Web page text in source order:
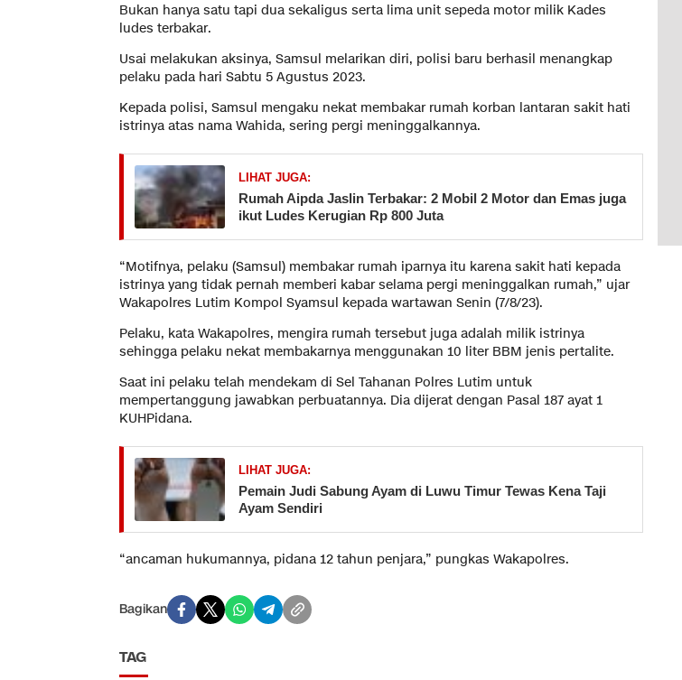
Bukan hanya satu tapi dua sekaligus serta lima unit sepeda motor milik Kades
ludes terbakar.
Usai melakukan aksinya, Samsul melarikan diri, polisi baru berhasil menangkap
pelaku pada hari Sabtu 5 Agustus 2023.
Kepada polisi, Samsul mengaku nekat membakar rumah korban lantaran sakit hati
istrinya atas nama Wahida, sering pergi meninggalkannya.
LIHAT JUGA:
Rumah Aipda Jaslin Terbakar: 2 Mobil 2 Motor dan Emas juga
ikut Ludes Kerugian Rp 800 Juta
“Motifnya, pelaku (Samsul) membakar rumah iparnya itu karena sakit hati kepada
istrinya yang tidak pernah memberi kabar selama pergi meninggalkan rumah,” ujar
Wakapolres Lutim Kompol Syamsul kepada wartawan Senin (7/8/23).
Pelaku, kata Wakapolres, mengira rumah tersebut juga adalah milik istrinya
sehingga pelaku nekat membakarnya menggunakan 10 liter BBM jenis pertalite.
Saat ini pelaku telah mendekam di Sel Tahanan Polres Lutim untuk
mempertanggung jawabkan perbuatannya. Dia dijerat dengan Pasal 187 ayat 1
KUHPidana.
LIHAT JUGA:
Pemain Judi Sabung Ayam di Luwu Timur Tewas Kena Taji
Ayam Sendiri
“ancaman hukumannya, pidana 12 tahun penjara,” pungkas Wakapolres.
Bagikan
TAG